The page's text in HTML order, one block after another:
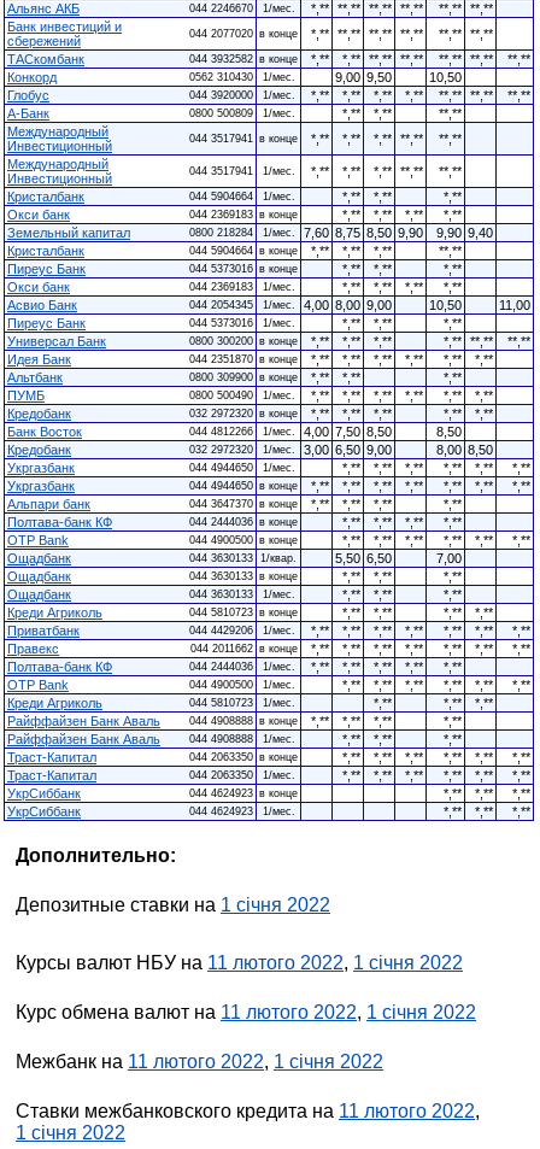
Альянс АКБ
044 2246670 1/мес. *,** **,** **,** **,** **,** **,**
Банк инвестиций и
сбережений
044 2077020 в конце *,** **,** **,** **,** **,** **,**
ТАСкомбанк
044 3932582 в конце *,** *,** **,** **,** **,** **,**
**,**
Конкорд
0562 310430 1/мес. 9,00 9,50
10,50
Глобус
044 3920000 1/мес. *,** *,** *,** *,** **,** **,**
**,**
А-Банк
0800 500809 1/мес. *,** *,**
**,**
Международный
Инвестиционный
044 3517941 в конце *,** *,** *,** **,**
**,**
Международный
Инвестиционный
044 3517941 1/мес. *,** *,** *,** **,**
**,**
Кристалбанк
044 5904664 1/мес. *,** *,**
*,**
Окси банк
044 2369183 в конце *,** *,** *,**
*,**
Земельный капитал
0800 218284 1/мес. 7,60 8,75 8,50 9,90 9,90 9,40
Кристалбанк
044 5904664 в конце *,** *,** *,**
**,**
Пиреус Банк
044 5373016 в конце *,** *,**
*,**
Окси банк
044 2369183 1/мес. *,** *,** *,**
*,**
Асвио Банк
044 2054345 1/мес. 4,00 8,00 9,00 10,50
11,00
Пиреус Банк
044 5373016 1/мес. *,** *,**
*,**
Универсал Банк
0800 300200 в конце *,** *,** *,** *,** **,**
**,**
Идея Банк
044 2351870 в конце *,** *,** *,** *,** *,**
*,**
Альтбанк
0800 309900 в конце *,** *,**
*,**
ПУМБ
0800 500490 1/мес. *,** *,** *,** *,** *,**
*,**
Кредобанк
032 2972320 в конце *,** *,** *,** *,**
*,**
Банк Восток
044 4812266 1/мес. 4,00 7,50 8,50
8,50
Кредобанк
032 2972320 1/мес. 3,00 6,50 9,00 8,00 8,50
Укргазбанк
044 4944650 1/мес. *,** *,** *,** *,** *,**
*,**
Укргазбанк
044 4944650 в конце *,** *,** *,** *,** *,** *,**
*,**
Альпари банк
044 3647370 в конце *,** *,** *,**
*,**
Полтава-банк КФ
044 2444036 в конце *,** *,** *,**
*,**
OTP Bank
044 4900500 в конце *,** *,** *,** *,** *,**
*,**
Ощадбанк
044 3630133 1/квар. 5,50 6,50
7,00
Ощадбанк
044 3630133 в конце *,** *,**
*,**
Ощадбанк
044 3630133 1/мес. *,** *,**
*,**
Креди Агриколь
044 5810723 в конце *,** *,** *,**
*,**
Приватбанк
044 4429206 1/мес. *,** *,** *,** *,** *,** *,**
*,**
Правекс
044 2011662 в конце *,** *,** *,** *,** *,** *,**
*,**
Полтава-банк КФ
044 2444036 1/мес. *,** *,** *,** *,**
*,**
OTP Bank
044 4900500 1/мес. *,** *,** *,** *,** *,**
*,**
Креди Агриколь
044 5810723 1/мес. *,** *,**
*,**
Райффайзен Банк Аваль
044 4908888 в конце *,** *,** *,**
*,**
Райффайзен Банк Аваль
044 4908888 1/мес. *,** *,**
*,**
Траст-Капитал
044 2063350 в конце *,** *,** *,** *,** *,**
*,**
Траст-Капитал
044 2063350 1/мес. *,** *,** *,** *,** *,**
*,**
УкрСиббанк
044 4624923 в конце *,** *,**
*,**
УкрСиббанк
044 4624923 1/мес. *,** *,** *,**
Дополнительно:
Депозитные ставки на 1 січня 2022
Курсы валют НБУ на 11 лютого 2022, 1 січня 2022
Курс обмена валют на 11 лютого 2022, 1 січня 2022
Межбанк на 11 лютого 2022, 1 січня 2022
Ставки межбанковского кредита на 11 лютого 2022,
1 січня 2022